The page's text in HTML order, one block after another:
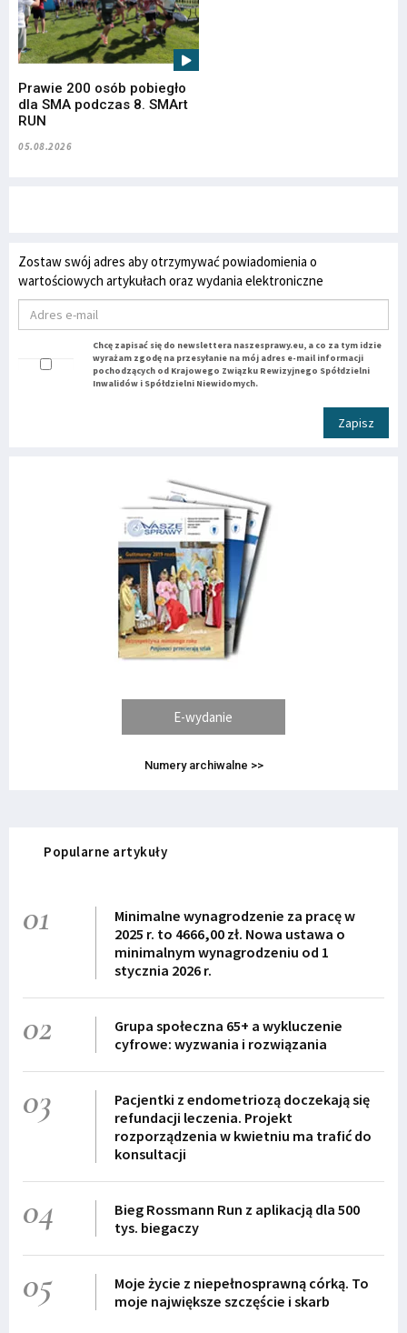
Prawie 200 osób pobiegło
dla SMA podczas 8. SMArt
RUN
05.08.2026
Zostaw swój adres aby otrzymywać powiadomienia o
wartościowych artykułach oraz wydania elektroniczne
Chcę zapisać się do newslettera naszesprawy.eu, a co za tym idzie
wyrażam zgodę na przesyłanie na mój adres e-mail informacji
pochodzących od Krajowego Związku Rewizyjnego Spółdzielni
Inwalidów i Spółdzielni Niewidomych.
Zapisz
E-wydanie
Numery archiwalne >>
Popularne artykuły
01
Minimalne wynagrodzenie za pracę w
2025 r. to 4666,00 zł. Nowa ustawa o
minimalnym wynagrodzeniu od 1
stycznia 2026 r.
02
Grupa społeczna 65+ a wykluczenie
cyfrowe: wyzwania i rozwiązania
03
Pacjentki z endometriozą doczekają się
refundacji leczenia. Projekt
rozporządzenia w kwietniu ma trafić do
konsultacji
04
Bieg Rossmann Run z aplikacją dla 500
tys. biegaczy
05
Moje życie z niepełnosprawną córką. To
moje największe szczęście i skarb